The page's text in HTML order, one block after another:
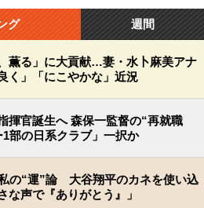
グ 週間
薫る」に大貢献…妻・水卜麻美アナ
く」「にこやかな」近況
揮官誕生へ 森保一監督の“再就職
部の日系クラブ」一択か
の“運”論 大谷翔平のカネを使い込
な声で『ありがとう』」